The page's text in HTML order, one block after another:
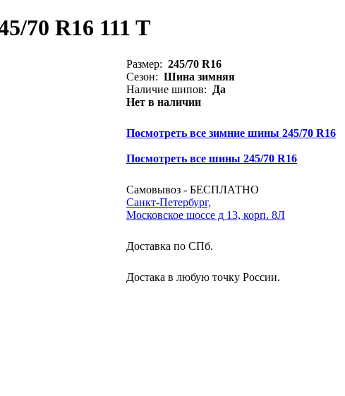
70 R16 111 T
Размер: 245/70 R16
Сезон: Шина зимняя
Наличие шипов: Да
Нет в наличии
Посмотреть все зимние шины 245/70 R16
Посмотреть все шины 245/70 R16
Самовывоз - БЕСПЛАТНО
Санкт-Петербург,
Московское шоссе д 13, корп. 8Л
Доставка по СПб.
Достака в любую точку России.